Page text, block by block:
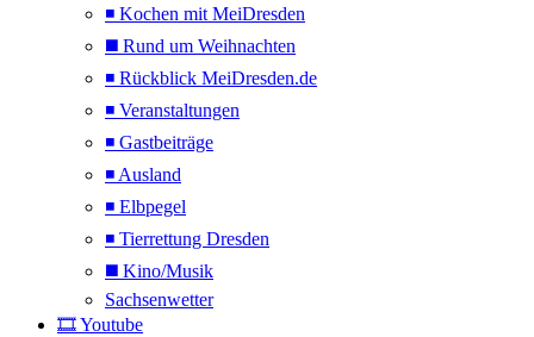
◾ Kochen mit MeiDresden
◼️ Rund um Weihnachten
◾ Rückblick MeiDresden.de
◾ Veranstaltungen
◾ Gastbeiträge
◾ Ausland
◾ Elbpegel
◾ Tierrettung Dresden
◼️ Kino/Musik
Sachsenwetter
🎞️ Youtube